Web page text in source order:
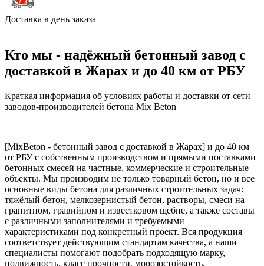
Доставка в день заказа
Кто мы - надёжный бетонный завод с
доставкой в Жарах и до 40 км от РБУ
Краткая информация об условиях работы и доставки от сети
заводов-производителей бетона Mix Beton
[MixBeton - бетонный завод с доставкой в Жарах] и до 40 км
от РБУ с собственным производством и прямыми поставками
бетонных смесей на частные, коммерческие и строительные
объекты. Мы производим не только товарный бетон, но и все
основные виды бетона для различных строительных задач:
тяжёлый бетон, мелкозернистый бетон, растворы, смеси на
гранитном, гравийном и известковом щебне, а также составы
с различными заполнителями и требуемыми
характеристиками под конкретный проект. Вся продукция
соответствует действующим стандартам качества, а наши
специалисты помогают подобрать подходящую марку,
подвижность, класс прочности, морозостойкость,